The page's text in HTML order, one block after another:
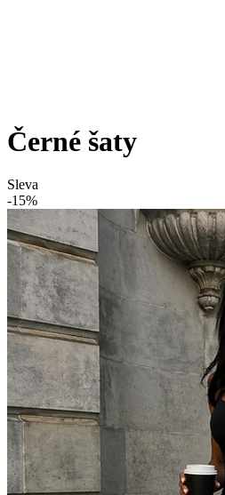
Černé šaty
Sleva
-15%